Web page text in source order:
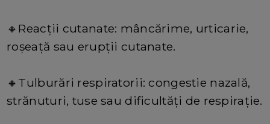
🔸Reacții cutanate: mâncărime, urticarie,
roșeață sau erupții cutanate.
🔸Tulburări respiratorii: congestie nazală,
strănuturi, tuse sau dificultăți de respirație.